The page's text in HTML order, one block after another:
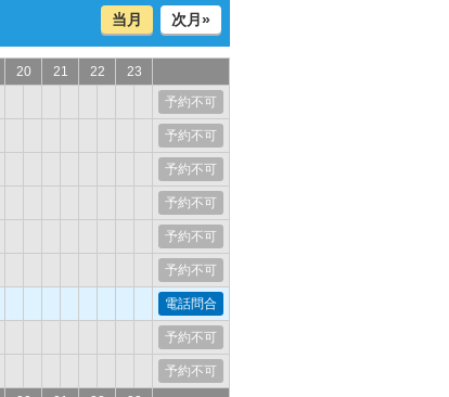
当月 次月»
20 21 22
23
予約不可
予約不可
予約不可
予約不可
予約不可
予約不可
電話問合
予約不可
予約不可